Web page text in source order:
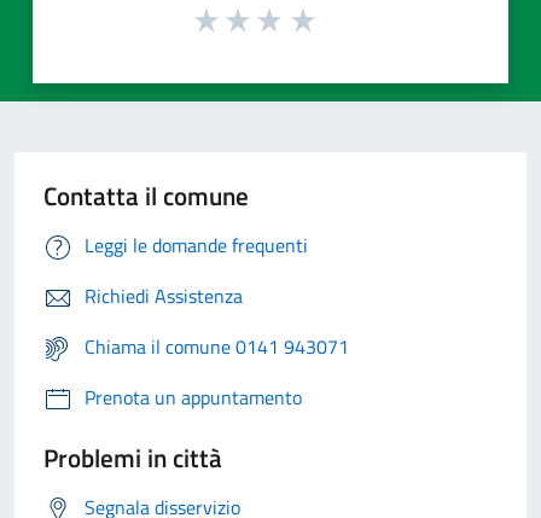
Contatta il comune
Leggi le domande frequenti
Richiedi Assistenza
Chiama il comune 0141 943071
Prenota un appuntamento
Problemi in città
Segnala disservizio